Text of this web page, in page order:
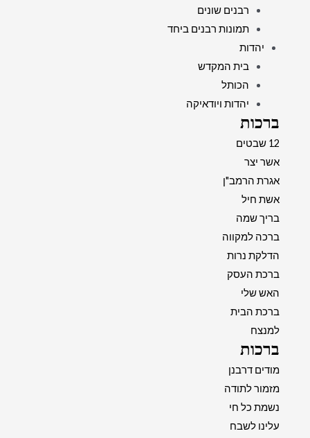
רבנים שונים
תמונות רבנים ביחד
יהדות
בית המקדש
הכותל
יהדות ויודאיקה
ברכות
12 שבטים
אשר יצר
אגרת הרמב"ן
אשת חיל
בריך שמה
ברכה למקווה
הדלקת נרות
ברכת העסק
האש שלי
ברכת הבית
למנצח
ברכות
מודים דרבנן
מזמור לתודה
נשמת כל חי
עלינו לשבח